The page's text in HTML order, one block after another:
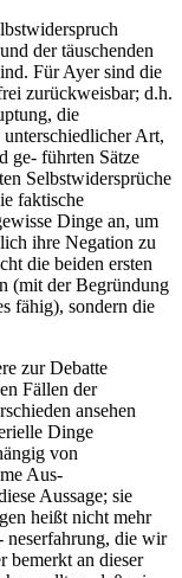
der täuschenden
Für Ayer sind die
zurückweisbar; d.h.
die
Art,
ge- führten Sätze
Selbstwidersprüche
faktische
Dinge an, um
ihre Negation zu
die beiden ersten
(mit der Begründung
fähig), sondern die
zur Debatte
Fällen der
ansehen
Dinge
von
Aus-
Aussage; sie
heißt nicht mehr
neserfahrung, die wir
bemerkt an dieser